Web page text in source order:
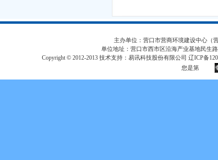
主办单位：营口市营商环境建设中心（
单位地址：营口市西市区沿海产业基地民生
Copyright © 2012-2013 技术支持：易讯科技股份有限公司 辽ICP备
您是第